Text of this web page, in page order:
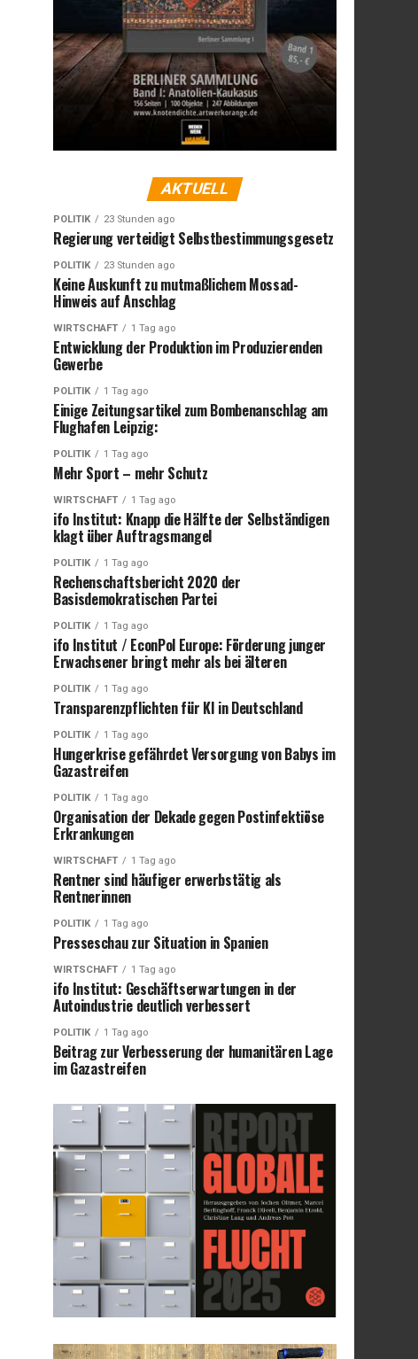
AKTUELL
POLITIK 23 Stunden ago
Regierung verteidigt Selbstbestimmungsgesetz
POLITIK 23 Stunden ago
Keine Auskunft zu mutmaßlichem Mossad-
Hinweis auf Anschlag
WIRTSCHAFT 1 Tag ago
Entwicklung der Produktion im Produzierenden
Gewerbe
POLITIK 1 Tag ago
Einige Zeitungsartikel zum Bombenanschlag am
Flughafen Leipzig:
POLITIK 1 Tag ago
Mehr Sport – mehr Schutz
WIRTSCHAFT 1 Tag ago
ifo Institut: Knapp die Hälfte der Selbständigen
klagt über Auftragsmangel
POLITIK 1 Tag ago
Rechenschaftsbericht 2020 der
Basisdemokratischen Partei
POLITIK 1 Tag ago
ifo Institut / EconPol Europe: Förderung junger
Erwachsener bringt mehr als bei älteren
POLITIK 1 Tag ago
Transparenzpflichten für KI in Deutschland
POLITIK 1 Tag ago
Hungerkrise gefährdet Versorgung von Babys im
Gazastreifen
POLITIK 1 Tag ago
Organisation der Dekade gegen Postinfektiöse
Erkrankungen
WIRTSCHAFT 1 Tag ago
Rentner sind häufiger erwerbstätig als
Rentnerinnen
POLITIK 1 Tag ago
Presseschau zur Situation in Spanien
WIRTSCHAFT 1 Tag ago
ifo Institut: Geschäftserwartungen in der
Autoindustrie deutlich verbessert
POLITIK 1 Tag ago
Beitrag zur Verbesserung der humanitären Lage
im Gazastreifen